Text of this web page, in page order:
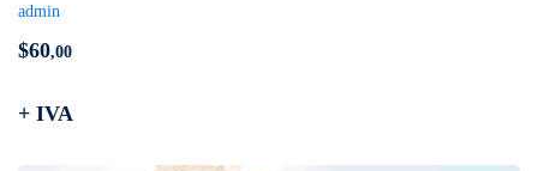
admin
$60,00
+ IVA